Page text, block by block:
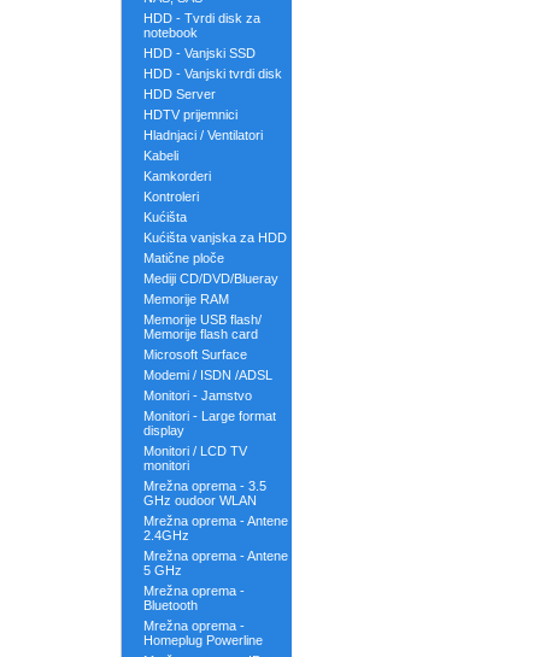
HDD - Tvrdi disk za
notebook
HDD - Vanjski SSD
HDD - Vanjski tvrdi disk
HDD Server
HDTV prijemnici
Hladnjaci / Ventilatori
Kabeli
Kamkorderi
Kontroleri
Kućišta
Kućišta vanjska za HDD
Matične ploče
Mediji CD/DVD/Blueray
Memorije RAM
Memorije USB flash/
Memorije flash card
Microsoft Surface
Modemi / ISDN /ADSL
Monitori - Jamstvo
Monitori - Large format
display
Monitori / LCD TV
monitori
Mrežna oprema - 3.5
GHz oudoor WLAN
Mrežna oprema - Antene
2.4GHz
Mrežna oprema - Antene
5 GHz
Mrežna oprema -
Bluetooth
Mrežna oprema -
Homeplug Powerline